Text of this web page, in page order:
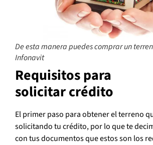
De esta manera puedes comprar un
Infonavit
Requisitos para
solicitar crédito
El primer paso para obtener el terreno
solicitando tu crédito, por lo que te
con tus documentos que estos son los